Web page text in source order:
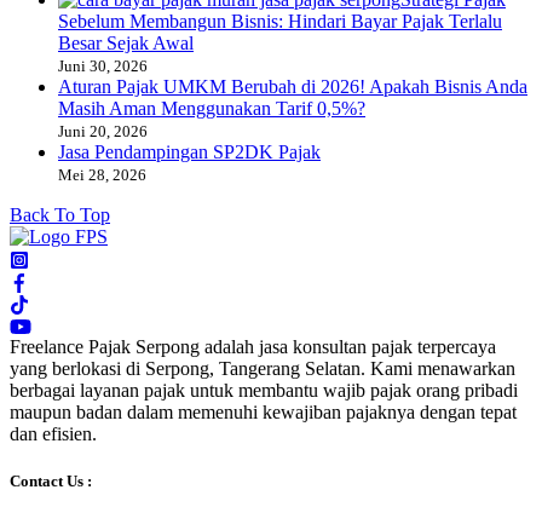
Sebelum Membangun Bisnis: Hindari Bayar Pajak Terlalu
Besar Sejak Awal
Juni 30, 2026
Aturan Pajak UMKM Berubah di 2026! Apakah Bisnis Anda
Masih Aman Menggunakan Tarif 0,5%?
Juni 20, 2026
Jasa Pendampingan SP2DK Pajak
Mei 28, 2026
Back To Top
Freelance Pajak Serpong adalah jasa konsultan pajak terpercaya
yang berlokasi di Serpong, Tangerang Selatan. Kami menawarkan
berbagai layanan pajak untuk membantu wajib pajak orang pribadi
maupun badan dalam memenuhi kewajiban pajaknya dengan tepat
dan efisien.
Contact Us :